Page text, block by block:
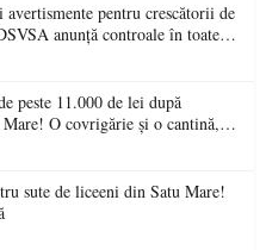
pentru crescătorii de
anunță controale în toate
respectarea legii
peste 11.000 de lei după
O covrigărie și o cantină,
sute de liceeni din Satu Mare!